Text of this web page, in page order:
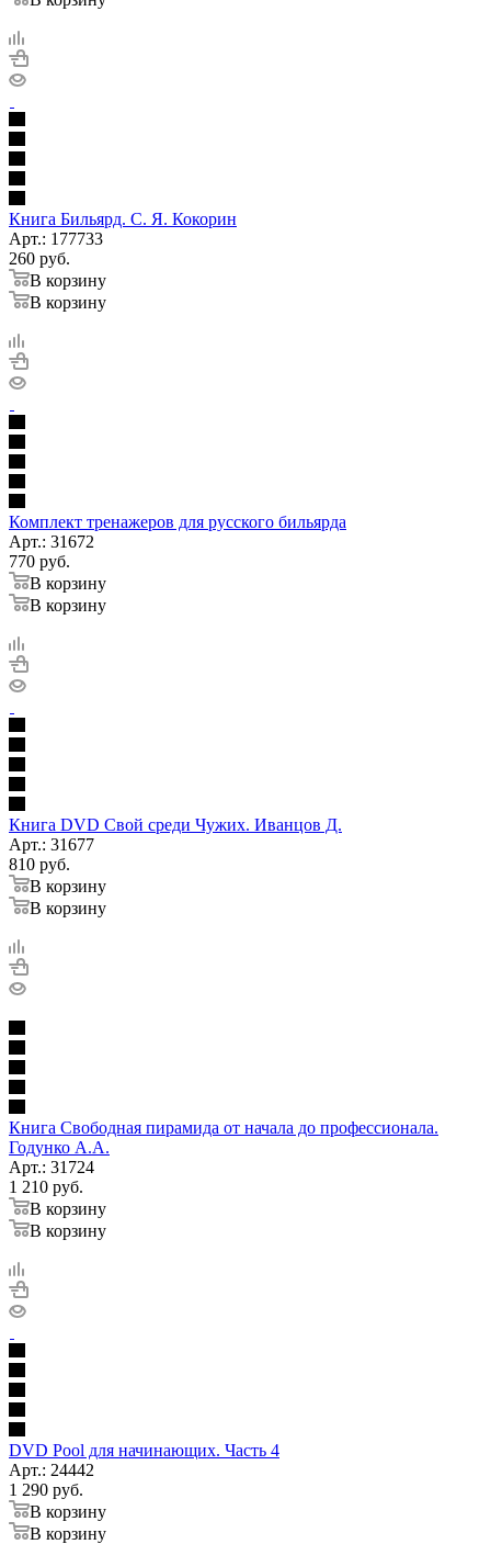
Книга Бильярд. С. Я. Кокорин
Арт.: 177733
260 руб.
В корзину
В корзину
Комплект тренажеров для русского бильярда
Арт.: 31672
770 руб.
В корзину
В корзину
Книга DVD Свой среди Чужих. Иванцов Д.
Арт.: 31677
810 руб.
В корзину
В корзину
Книга Свободная пирамида от начала до профессионала.
Годунко А.А.
Арт.: 31724
1 210 руб.
В корзину
В корзину
DVD Pool для начинающих. Часть 4
Арт.: 24442
1 290 руб.
В корзину
В корзину